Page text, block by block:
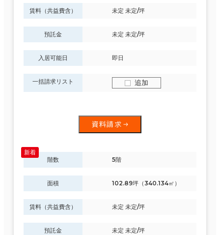
賃料（共益費含） 未定 未定/坪
預託金 未定 未定/坪
入居可能日 即日
一括請求リスト 追加
資料請求
階数 5階
面積 102.89坪（340.134㎡）
賃料（共益費含） 未定 未定/坪
預託金 未定 未定/坪